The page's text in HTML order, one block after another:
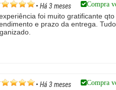
• Há 3 meses Compra
foi muito gratificante qto
e prazo da entrega.
• Há 3 meses Compra